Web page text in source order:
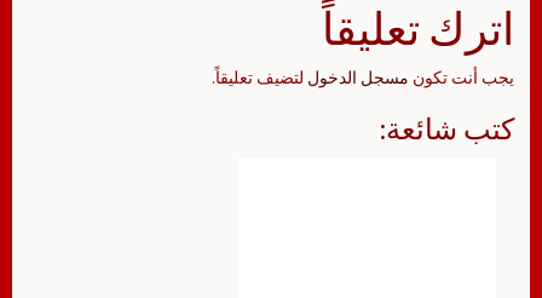
اترك تعليقاً
يجب أنت تكون مسجل الدخول لتضيف تعليقاً.
كتب شائعة: